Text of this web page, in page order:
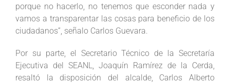
porque no hacerlo, no tenemos que esconder nada y
vamos a transparentar las cosas para beneficio de los
ciudadanos”, señalo Carlos Guevara.
Por su parte, el Secretario Técnico de la Secretaría
Ejecutiva del SEANL, Joaquín Ramírez de la Cerda,
resaltó la disposición del alcalde, Carlos Alberto